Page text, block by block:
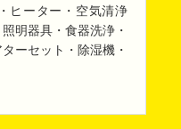
ヒーター・空気清浄
明器具・食器洗浄・
ーセット・除湿機・